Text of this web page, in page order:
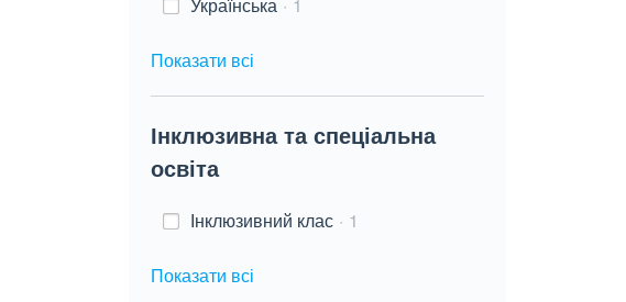
Показати всі
Інклюзивна та спеціальна
освіта
Інклюзивний клас 1
Показати всі